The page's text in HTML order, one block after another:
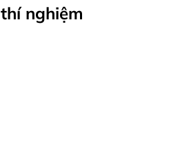
nghiệm